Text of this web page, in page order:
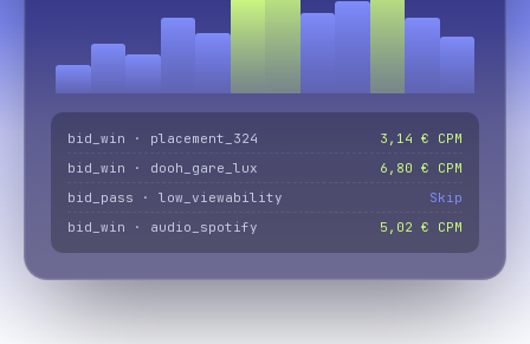
bid_win · placement_324
3,14 € CPM
bid_win · dooh_gare_lux
6,80 € CPM
bid_pass · low_viewability
Skip
bid_win · audio_spotify
5,02 € CPM